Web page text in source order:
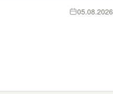
05.08.2026